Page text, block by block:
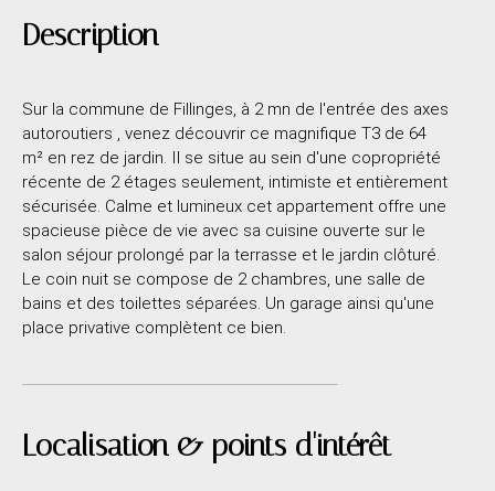
Description
Sur la commune de Fillinges, à 2 mn de l'entrée des axes
autoroutiers , venez découvrir ce magnifique T3 de 64
m² en rez de jardin. Il se situe au sein d'une copropriété
récente de 2 étages seulement, intimiste et entièrement
sécurisée. Calme et lumineux cet appartement offre une
spacieuse pièce de vie avec sa cuisine ouverte sur le
salon séjour prolongé par la terrasse et le jardin clôturé.
Le coin nuit se compose de 2 chambres, une salle de
bains et des toilettes séparées. Un garage ainsi qu'une
place privative complètent ce bien.
Localisation & points d'intérêt